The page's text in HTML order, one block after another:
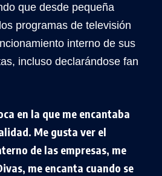
que desde pequeña
programas de televisión
interno de sus
incluso declarándose fan
en la que me encantaba
Me gusta ver el
de las empresas, me
me encanta cuando se